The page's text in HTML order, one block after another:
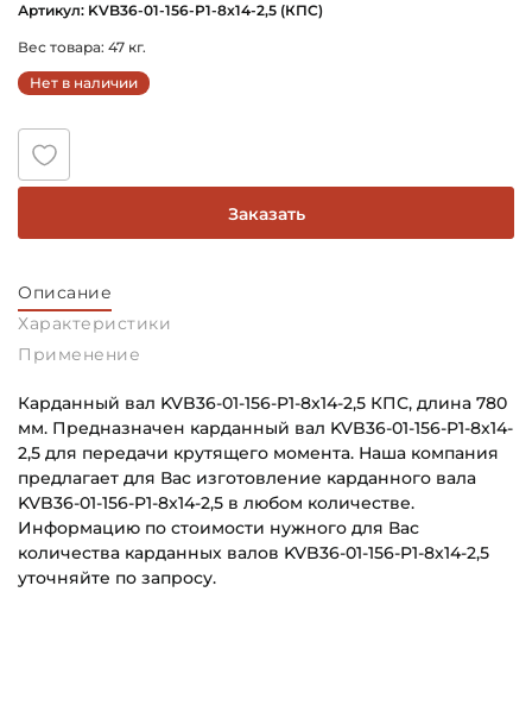
Артикул: KVB36-01-156-P1-8x14-2,5 (КПС)
Вес товара: 47 кг.
Нет в наличии
Заказать
Описание
Характеристики
Применение
Карданный вал KVB36-01-156-P1-8x14-2,5 КПС, длина 780
мм. Предназначен карданный вал KVB36-01-156-P1-8x14-
2,5 для передачи крутящего момента. Наша компания
предлагает для Вас изготовление карданного вала
KVB36-01-156-P1-8x14-2,5 в любом количестве.
Информацию по стоимости нужного для Вас
количества карданных валов KVB36-01-156-P1-8x14-2,5
уточняйте по запросу.